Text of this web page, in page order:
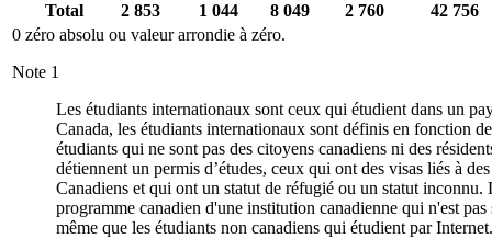
Total 2 853 1 044 8 049 2 760 42 756
0 zéro absolu ou valeur arrondie à zéro.
Note 1
Les étudiants internationaux sont ceux qui étudient dans un
Canada, les étudiants internationaux sont définis en fonction
étudiants qui ne sont pas des citoyens canadiens ni des
détiennent un permis d’études, ceux qui ont des visas liés à
Canadiens et qui ont un statut de réfugié ou un statut
programme canadien d'une institution canadienne qui n'est
même que les étudiants non canadiens qui étudient par Internet.